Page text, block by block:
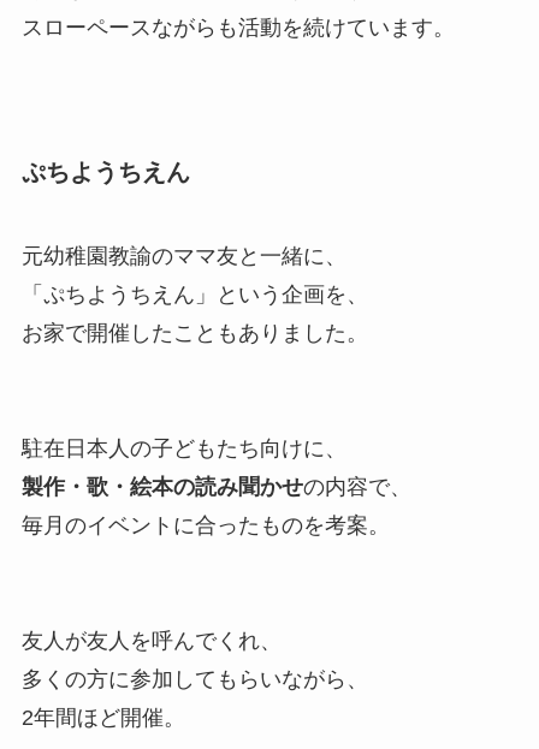
スローペースながらも活動を続けています。
ぷちようちえん
元幼稚園教諭のママ友と一緒に、
「ぷちようちえん」という企画を、
お家で開催したこともありました。
駐在日本人の子どもたち向けに、
製作・歌・絵本の読み聞かせの内容で、
毎月のイベントに合ったものを考案。
友人が友人を呼んでくれ、
多くの方に参加してもらいながら、
2年間ほど開催。